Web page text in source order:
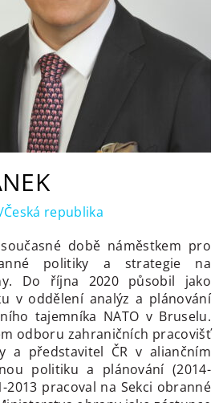
republika
době náměstkem pro
politiky a strategie na
Do října 2020 působil jako
v oddělení analýz a plánování
tajemníka NATO v Bruselu.
odboru zahraničních pracovišť
a představitel ČR v aliančním
politiku a plánování (2014-
2013 pracoval na Sekci obranné